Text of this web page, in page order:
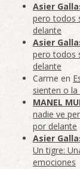
Asier
pero todos
delante
Asier
pero todos
delante
Carme en
sienten o la
MANEL
nadie ve
por delante
Asier
Un tigre:
emociones